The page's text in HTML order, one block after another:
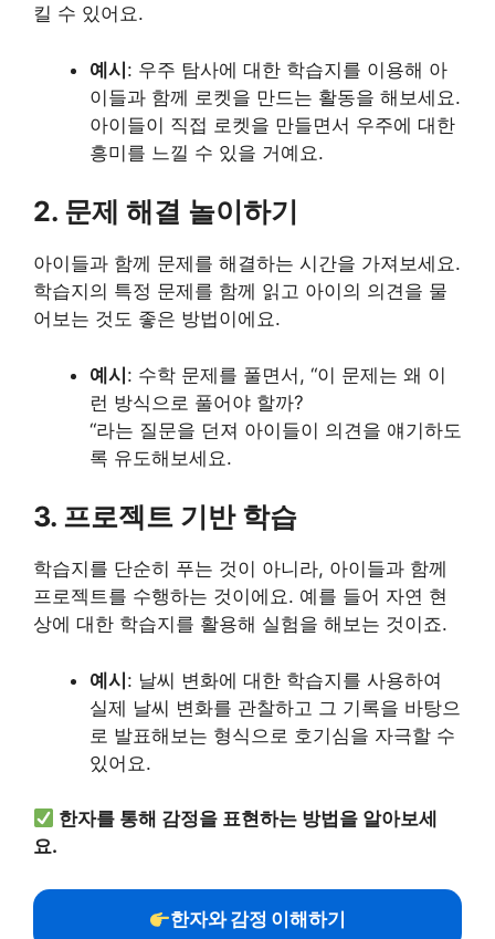
킬 수 있어요.
예시: 우주 탐사에 대한 학습지를 이용해 아
이들과 함께 로켓을 만드는 활동을 해보세요.
아이들이 직접 로켓을 만들면서 우주에 대한
흥미를 느낄 수 있을 거예요.
2. 문제 해결 놀이하기
아이들과 함께 문제를 해결하는 시간을 가져보세요.
학습지의 특정 문제를 함께 읽고 아이의 의견을 물
어보는 것도 좋은 방법이에요.
예시: 수학 문제를 풀면서, “이 문제는 왜 이
런 방식으로 풀어야 할까?
“라는 질문을 던져 아이들이 의견을 얘기하도
록 유도해보세요.
3. 프로젝트 기반 학습
학습지를 단순히 푸는 것이 아니라, 아이들과 함께
프로젝트를 수행하는 것이에요. 예를 들어 자연 현
상에 대한 학습지를 활용해 실험을 해보는 것이죠.
예시: 날씨 변화에 대한 학습지를 사용하여
실제 날씨 변화를 관찰하고 그 기록을 바탕으
로 발표해보는 형식으로 호기심을 자극할 수
있어요.
한자를 통해 감정을 표현하는 방법을 알아보세
요.
한자와 감정 이해하기